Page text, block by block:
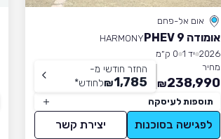
אום אל-פחם
אומודה 9 PHEV
HARMONY
2026 יד 1
0 ק״מ
מחיר
238,990
₪
החזר חודשי מ-
1,785
₪לחודש*
תוספות לעיסקה
לפגישה בסוכנות יצירת קשר